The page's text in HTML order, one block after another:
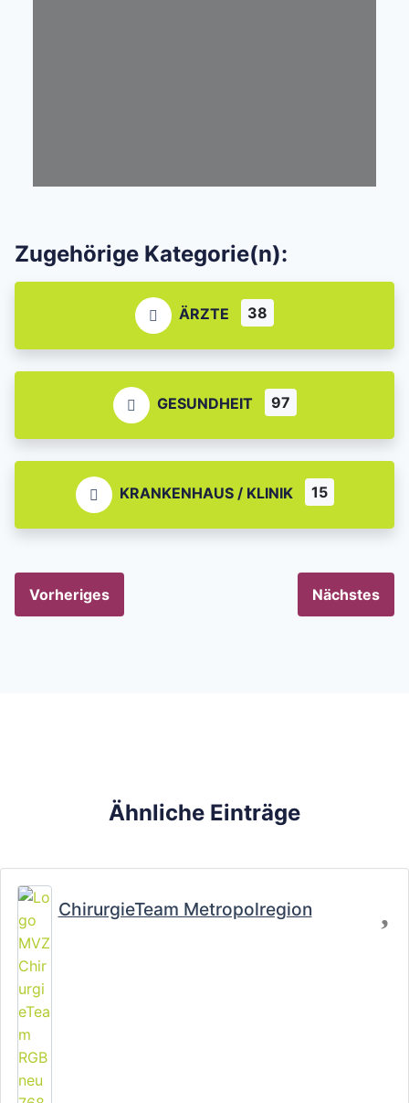
Zugehörige Kategorie(n):
ÄRZTE 38
GESUNDHEIT 97
KRANKENHAUS / KLINIK 15
Vorheriges Nächstes
Ähnliche Einträge
ChirurgieTeam Metropolregion